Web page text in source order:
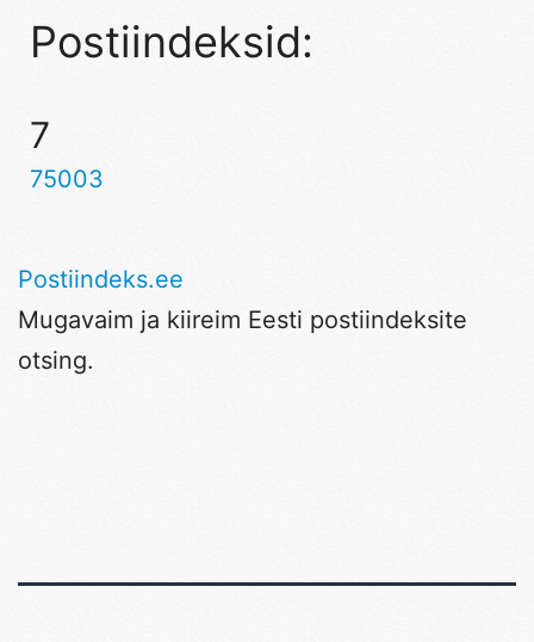
Postiindeksid:
7
75003
Postiindeks.ee
Mugavaim ja kiireim Eesti postiindeksite
otsing.